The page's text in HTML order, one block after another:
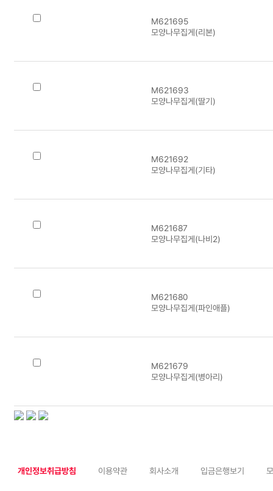
M621695
모양나무집게(리본)
M621693
모양나무집게(딸기)
M621692
모양나무집게(기타)
M621687
모양나무집게(나비2)
M621680
모양나무집게(파인애플)
M621679
모양나무집게(병아리)
개인정보취급방침 이용약관 회사소개 입금은행보기